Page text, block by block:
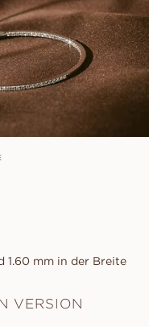
1.60 mm in der Breite
VERSION